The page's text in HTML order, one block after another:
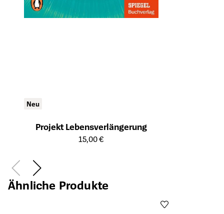
Neu
Projekt Lebensverlängerung
Öffnet die Detailseite des Produkts
15,00 €
Ähnliche Produkte